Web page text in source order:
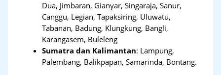
Dua, Jimbaran, Gianyar, Singaraja, Sanur,
Canggu, Legian, Tapaksiring, Uluwatu,
Tabanan, Badung, Klungkung, Bangli,
Karangasem, Buleleng
Sumatra dan Kalimantan: Lampung,
Palembang, Balikpapan, Samarinda, Bontang.